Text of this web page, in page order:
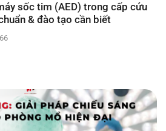
sốc tim (AED) trong cấp cứu
& đào tạo cần biết